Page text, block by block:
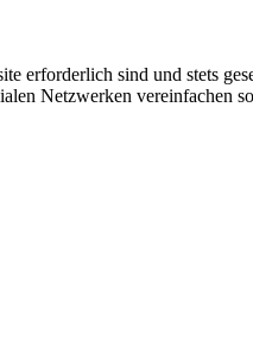
erforderlich sind und stets
Netzwerken vereinfachen